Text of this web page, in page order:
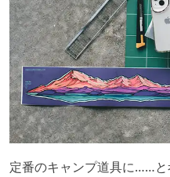
定番のキャンプ道具に……